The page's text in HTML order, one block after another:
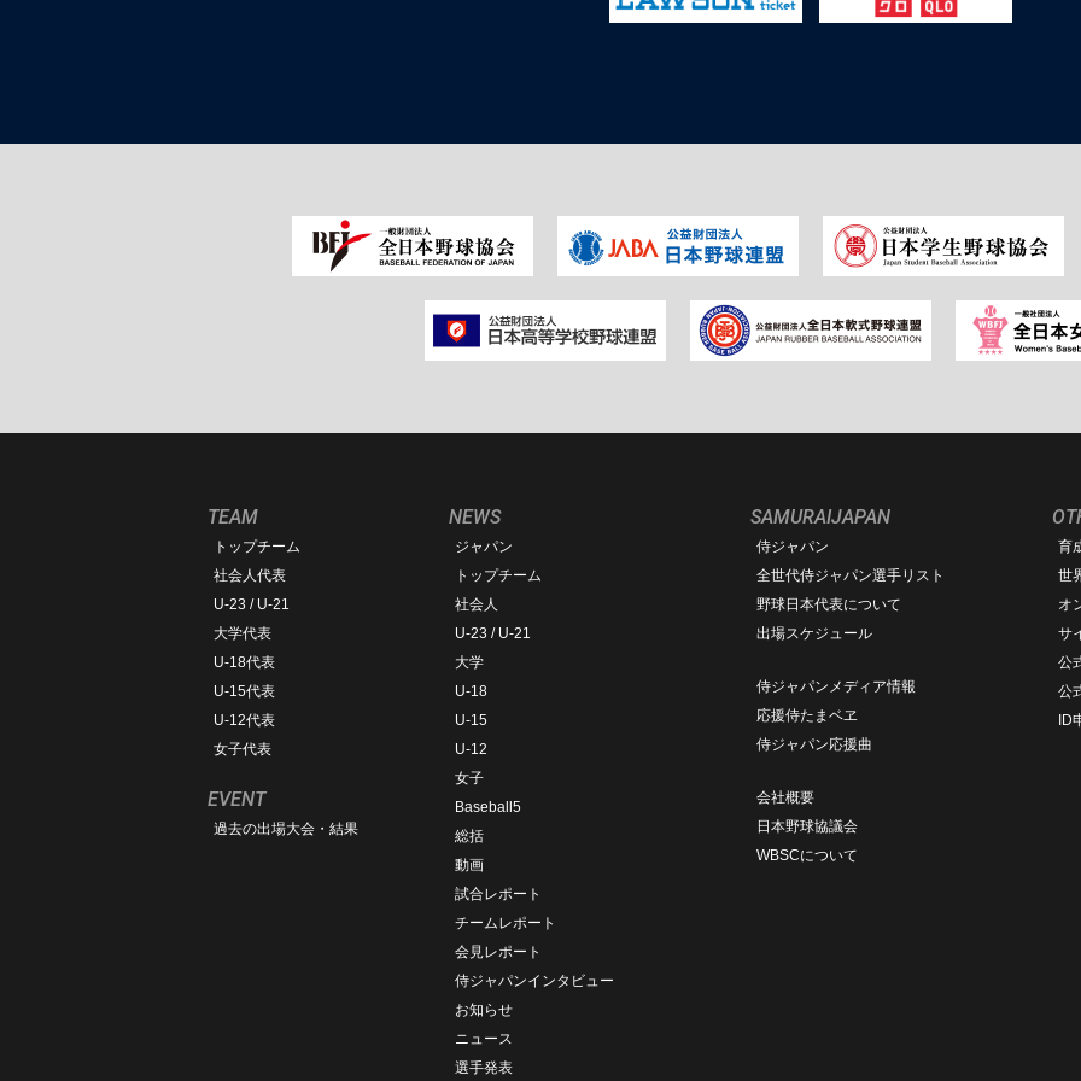
TEAM
トップチーム
社会人代表
U-23 / U-21
大学代表
U-18代表
U-15代表
U-12代表
女子代表
EVENT
過去の出場大会・結果
NEWS
ジャパン
トップチーム
社会人
U-23 / U-21
大学
U-18
U-15
U-12
女子
Baseball5
総括
動画
試合レポート
チームレポート
会見レポート
侍ジャパンインタビュー
お知らせ
ニュース
選手発表
SAMURAIJAPAN
侍ジャパン
全世代侍ジャパン選手リスト
野球日本代表について
出場スケジュール
侍ジャパンメディア情報
応援侍たまベヱ
侍ジャパン応援曲
会社概要
日本野球協議会
WBSCについて
育
世
オ
サ
公
公
ID